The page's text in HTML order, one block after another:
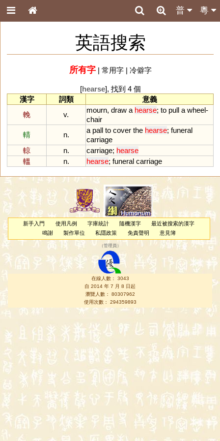
粵
普
英語搜索
所有字| 常用字| 冷僻字
[hearse], 找到 4 個
漢字
詞類
意義
輓
v.
mourn, draw a hearse; to pull a wheel-
chair
輤
n.
a pall to cover the hearse; funeral
carriage
輬
n. carriage; hearse
轀
n. hearse; funeral carriage
新手入門 使用凡例 字庫統計 隨機漢字
最近被搜索的漢字
鳴謝
製作單位 私隱政策 免責聲明 意見簿
（管理員 ）
在線人數： 3043
自 2014 年 7 月 8 日起
瀏覽人數： 80307962
使用次數： 294359893